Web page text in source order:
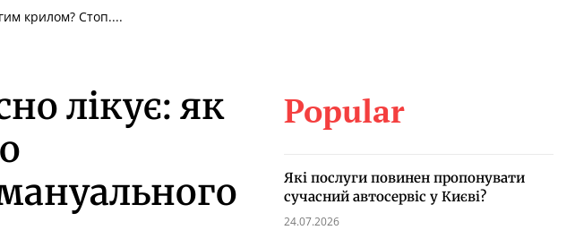
крилом? Стоп....
лікує: як
Popular
Які послуги повинен пропонувати
сучасний автосервіс у Києві?
24.07.2026